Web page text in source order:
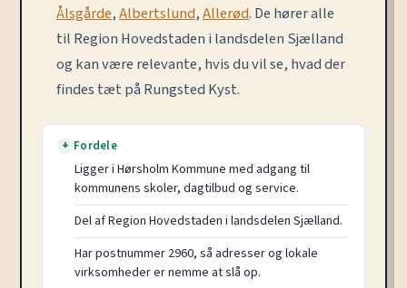
Ålsgårde,Albertslund,Allerød. De hører alle
til Region Hovedstaden i landsdelen Sjælland
og kan være relevante, hvis du vil se, hvad der
findes tæt på Rungsted Kyst.
+ Fordele
Ligger i Hørsholm Kommune med adgang til
kommunens skoler, dagtilbud og service.
Del af Region Hovedstaden i landsdelen Sjælland.
Har postnummer 2960, så adresser og lokale
virksomheder er nemme at slå op.